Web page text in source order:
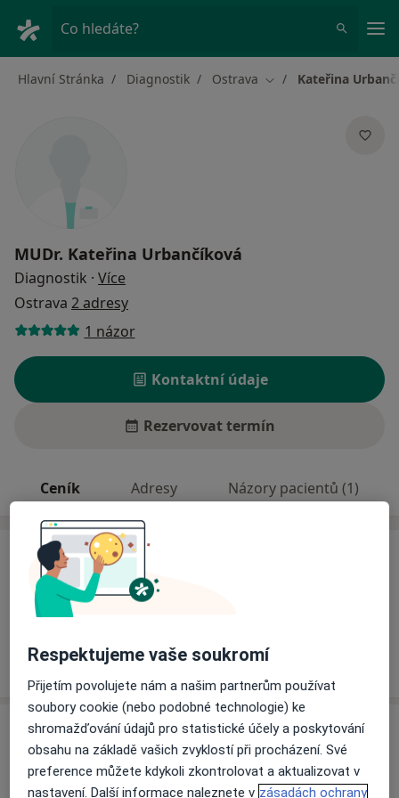
Co hledáte?
Hlavní Stránka Diagnostik Ostrava Změna města
Kateřina
MUDr. Kateřina Urbančíková
Diagnostik · Více
Ostrava 2 adresy
1 názor
Kontaktní údaje
Rezervovat termín
Ceník Adresy Názory pacientů (1)
Ceník
Informace o službách a cenách nejsou k dispozici
Tento specialista ještě nepřidával žádné informace o
Adresy (2)
Adresa 1 Adresa 2
Respektujeme vaše soukromí
Přijetím povolujete nám a našim partnerům používat
soubory cookie (nebo podobné technologie) ke
shromažďování údajů pro statistické účely a poskytování
obsahu na základě vašich zvyklostí při procházení. Své
preference můžete kdykoli zkontrolovat a aktualizovat v
nastavení. Další informace naleznete v zásadách ochrany